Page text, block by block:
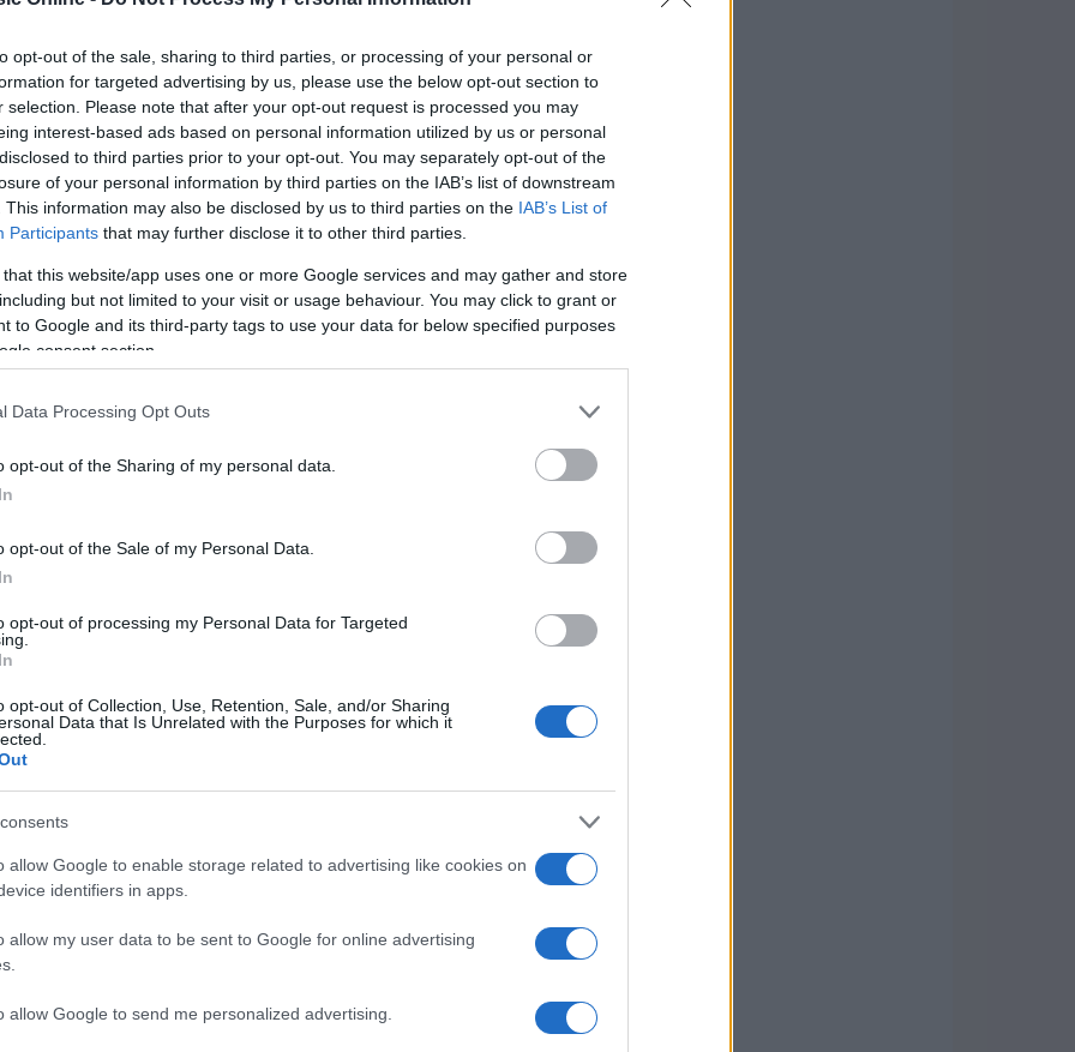
opt-out of the sale, sharing to third parties, or processing of your personal or
for targeted advertising by us, please use the below opt-out section to
selection. Please note that after your opt-out request is processed you may
interest-based ads based on personal information utilized by us or personal
to third parties prior to your opt-out. You may separately opt-out of the
of your personal information by third parties on the IAB’s list of downstream
This information may also be disclosed by us to third parties on the IAB’s List of
Participants that may further disclose it to other third parties.
that this website/app uses one or more Google services and may gather and store
but not limited to your visit or usage behaviour. You may click to grant or
to Google and its third-party tags to use your data for below specified purposes
consent section.
Data Processing Opt Outs
opt-out of the Sharing of my personal data.
opt-out of the Sale of my Personal Data.
opt-out of processing my Personal Data for Targeted
opt-out of Collection, Use, Retention, Sale, and/or Sharing
Data that Is Unrelated with the Purposes for which it
allow Google to enable storage related to advertising like cookies on
identifiers in apps.
allow my user data to be sent to Google for online advertising
allow Google to send me personalized advertising.
scalano le classifiche e brani che ci
quali sono i veri successi di quest’anno? In
le canzoni che stanno facendo
e scoprendo i tormentoni più amati. Non
delle classifiche!
considerato diversi fattori chiave che
i piazzamenti in FIMI, che tiene conto delle
video, i dati di Earone, i quali
di vendita. In questo modo,
situazione musicale italiana dal mese di
i brani più ascoltati, ma ci offre anche
musicali attuali. La musica è un